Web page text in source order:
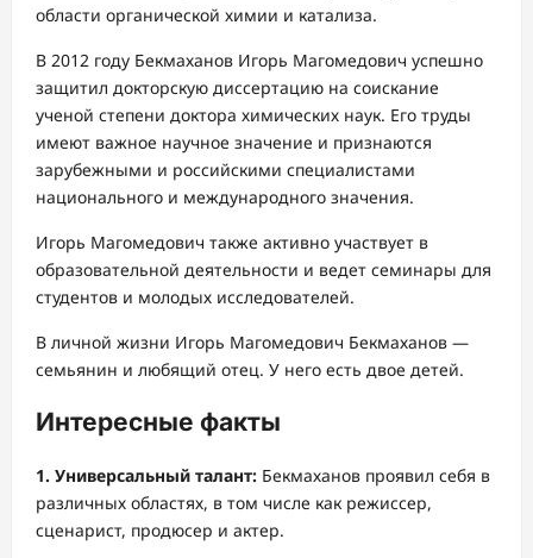
области органической химии и катализа.
В 2012 году Бекмаханов Игорь Магомедович успешно
защитил докторскую диссертацию на соискание
ученой степени доктора химических наук. Его труды
имеют важное научное значение и признаются
зарубежными и российскими специалистами
национального и международного значения.
Игорь Магомедович также активно участвует в
образовательной деятельности и ведет семинары для
студентов и молодых исследователей.
В личной жизни Игорь Магомедович Бекмаханов —
семьянин и любящий отец. У него есть двое детей.
Интересные факты
1. Универсальный талант: Бекмаханов проявил себя в
различных областях, в том числе как режиссер,
сценарист, продюсер и актер.